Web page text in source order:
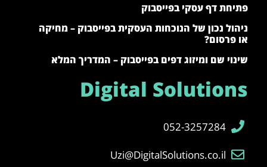
פתיחת דף עסקי בפייסבוק
ניהול נכון של הנוכחות העסקית בפייסבוק – מחיקה
או פרסום?
שינוי שם ומיזוג דפים בפייסבוק – המדריך המלא
Digital Solutions
052-3257284
Uzi@DigitalSolutions.co.il